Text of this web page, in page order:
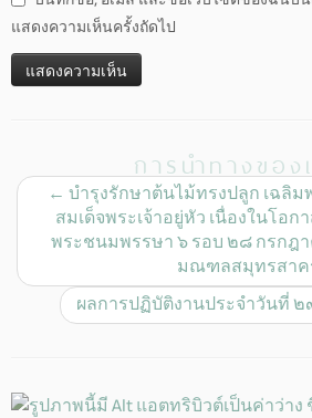
แสดงความเห็นครั้งถัดไป
การนำทางของ
← บำรุงรักษาต้นไม้ทรงปลูก เฉลิม
สมเด็จพระเจ้าอยู่หัว เนื่องในโอ
พระชนมพรรษา ๖ รอบ ๒๘ กรก
มณฑลสมุทรสาค
ผลการปฏิบัติงานประจำวันที่